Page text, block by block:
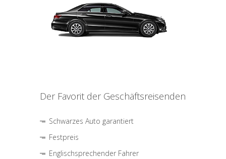
Der Favorit der Geschäftsreisenden
Schwarzes Auto garantiert
Festpreis
Englischsprechender Fahrer